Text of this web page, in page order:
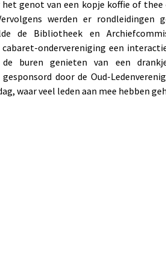
het genot van een kopje koffie of
werden er rondleidingen
de Bibliotheek en
ondervereniging een
de buren genieten van een
door de Oud-
waar veel leden aan mee hebben